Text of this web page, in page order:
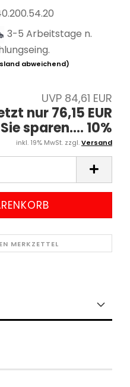
3-5 Arbeitstage n.
abweichend)
UVP 84,61 EUR
nur 76,15 EUR
Sie sparen.... 10%
inkl. 19% MwSt. zzgl.Versand
MERKZETTEL